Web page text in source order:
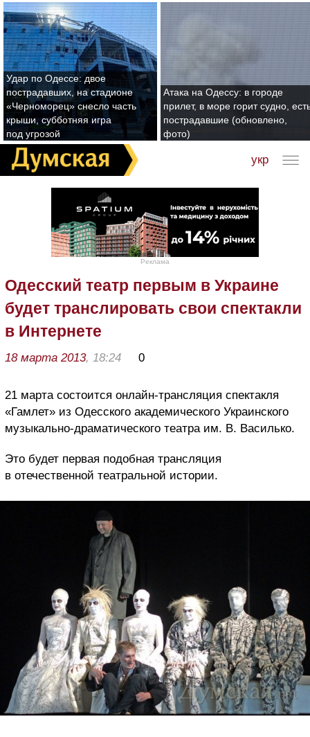
Удар по Одессе: двое
пострадавших, на стадионе
«Черноморец» снесло часть
крыши, субботняя игра
под угрозой
Атака на Одессу: в городе
прилет, в море горит судно,
пострадавшие (обновлено,
фото)
укр
Реклама
Одесский театр первым в Украине
будет транслировать свои спектакли
в Интернете
18 марта 2013, 18:24 0
21 марта состоится онлайн-трансляция спектакля
«Гамлет» из Одесского академического Украинского
музыкально-драматического театра им. В. Василько.
Это будет первая подобная трансляция
в отечественной театральной истории.